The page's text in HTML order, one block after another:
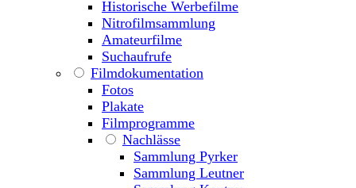
Historische Werbefilme
Nitrofilmsammlung
Amateurfilme
Suchaufrufe
Filmdokumentation
Fotos
Plakate
Filmprogramme
Nachlässe
Sammlung Pyrker
Sammlung Leutner